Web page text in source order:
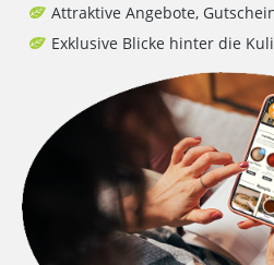
Attraktive Angebote,
Exklusive Blicke hinter die